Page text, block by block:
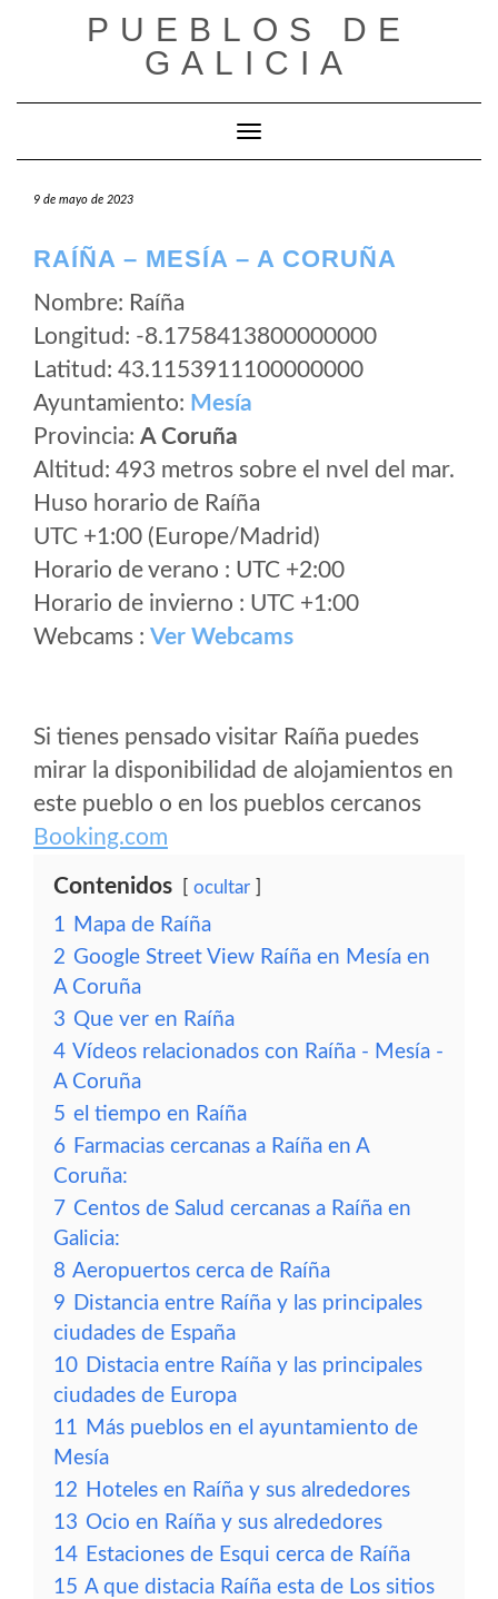
PUEBLOS DE
GALICIA
Cambiar modo de navegación
9 de mayo de 2023
RAÍÑA – MESÍA – A CORUÑA
Nombre: Raíña
Longitud: -8.1758413800000000
Latitud: 43.1153911100000000
Ayuntamiento: Mesía
Provincia: A Coruña
Altitud: 493 metros sobre el nvel del mar.
Huso horario de Raíña
UTC +1:00 (Europe/Madrid)
Horario de verano : UTC +2:00
Horario de invierno : UTC +1:00
Webcams : Ver Webcams
Si tienes pensado visitar Raíña puedes
mirar la disponibilidad de alojamientos en
este pueblo o en los pueblos cercanos
Booking.com
Contenidos ocultar
1 Mapa de Raíña
2 Google Street View Raíña en Mesía en
A Coruña
3 Que ver en Raíña
4 Vídeos relacionados con Raíña - Mesía -
A Coruña
5 el tiempo en Raíña
6 Farmacias cercanas a Raíña en A
Coruña:
7 Centos de Salud cercanas a Raíña en
Galicia:
8 Aeropuertos cerca de Raíña
9 Distancia entre Raíña y las principales
ciudades de España
10 Distacia entre Raíña y las principales
ciudades de Europa
11 Más pueblos en el ayuntamiento de
Mesía
12 Hoteles en Raíña y sus alrededores
13 Ocio en Raíña y sus alrededores
14 Estaciones de Esqui cerca de Raíña
15 A que distacia Raíña esta de Los sitios